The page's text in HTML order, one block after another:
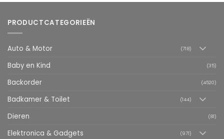
PRODUCTCATEGORIEËN
Auto & Motor (718)
Baby en Kind (35)
Backorder (4520)
Badkamer & Toilet (144)
Dieren (81)
Elektronica & Gadgets (971)